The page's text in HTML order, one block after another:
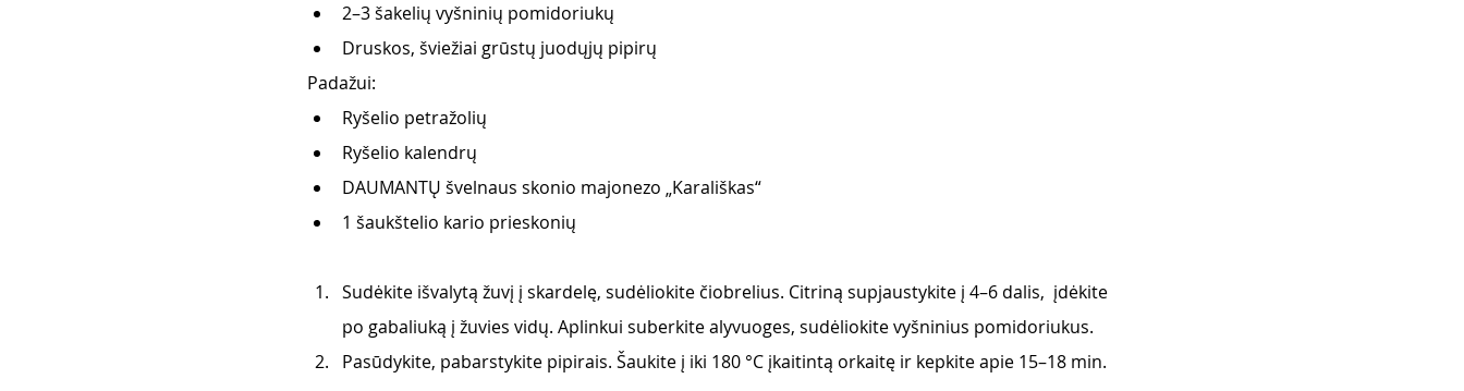
2–3 šakelių vyšninių pomidoriukų
Druskos, šviežiai grūstų juodųjų pipirų
Padažui:
Ryšelio petražolių
Ryšelio kalendrų
DAUMANTŲ švelnaus skonio majonezo „Karališkas“
1 šaukštelio kario prieskonių
Sudėkite išvalytą žuvį į skardelę, sudėliokite čiobrelius. Citriną supjaustykite į 4–6 dalis,  įdėkite
po gabaliuką į žuvies vidų. Aplinkui suberkite alyvuoges, sudėliokite vyšninius pomidoriukus.
Pasūdykite, pabarstykite pipirais. Šaukite į iki 180 °C įkaitintą orkaitę ir kepkite apie 15–18 min.